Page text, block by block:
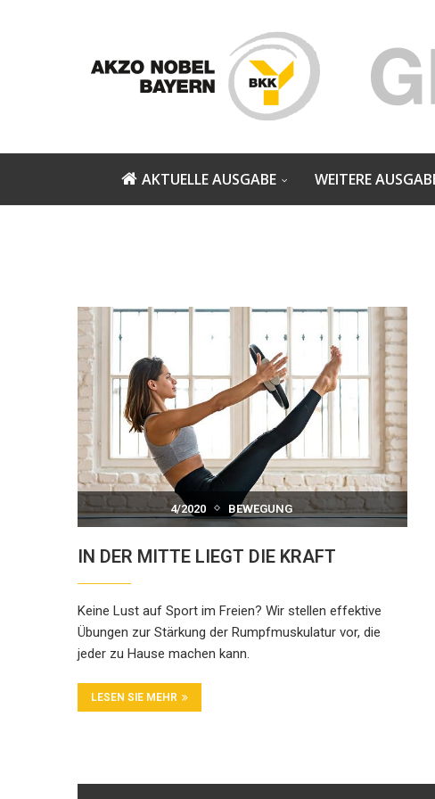
AKTUELLE AUSGABE WEITERE
4/2020 BEWEGUNG
IN DER MITTE LIEGT DIE KRAFT
Keine Lust auf Sport im Freien? Wir stellen effektive
Übungen zur Stärkung der Rumpfmuskulatur vor, die
jeder zu Hause machen kann.
LESEN SIE MEHR